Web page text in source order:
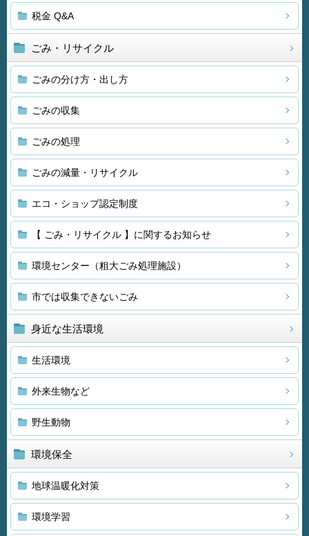
税金 Q&A
ごみ・リサイクル
ごみの分け方・出し方
ごみの収集
ごみの処理
ごみの減量・リサイクル
エコ・ショップ認定制度
【 ごみ・リサイクル 】に関するお知らせ
環境センター（粗大ごみ処理施設）
市では収集できないごみ
身近な生活環境
生活環境
外来生物など
野生動物
環境保全
地球温暖化対策
環境学習